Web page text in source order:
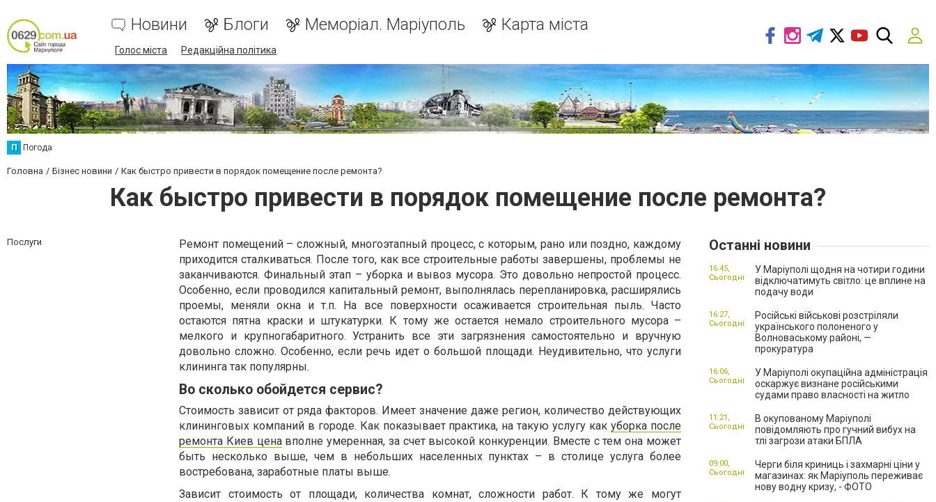
Новини Блоги Меморіал. Маріуполь Карта міста
Голос міста Редакційна політика
П Погода
Головна Бізнес новини Как быстро привести в порядок помещение после ремонта?
Как быстро привести в порядок помещение после ремонта?
Послуги
Ремонт помещений – сложный, многоэтапный процесс, с которым, рано или поздно, каждому
приходится сталкиваться. После того, как все строительные работы завершены, проблемы не
заканчиваются. Финальный этап – уборка и вывоз мусора. Это довольно непростой процесс.
Особенно, если проводился капитальный ремонт, выполнялась перепланировка, расширялись
проемы, меняли окна и т.п. На все поверхности осаживается строительная пыль. Часто
остаются пятна краски и штукатурки. К тому же остается немало строительного мусора –
мелкого и крупногабаритного. Устранить все эти загрязнения самостоятельно и вручную
довольно сложно. Особенно, если речь идет о большой площади. Неудивительно, что услуги
клининга так популярны.
Во сколько обойдется сервис?
Стоимость зависит от ряда факторов. Имеет значение даже регион, количество действующих
клининговых компаний в городе. Как показывает практика, на такую услугу какуборка после
ремонта Киев ценавполне умеренная, за счет высокой конкуренции. Вместе с тем она может
быть несколько выше, чем в небольших населенных пунктах – в столице услуга более
востребована, заработные платы выше.
Зависит стоимость от площади, количества комнат, сложности работ. К тому же могут
Останні новини
У Маріуполі щодня на чотири години
відключатимуть світло: це вплине на
подачу води
16:45,
Сьогодні
Російські військові розстріляли
українського полоненого у
Волноваському районі, —
прокуратура
16:27,
Сьогодні
У Маріуполі окупаційна адміністрація
оскаржує визнане російськими
судами право власності на житло
16:06,
Сьогодні
В окупованому Маріуполі
повідомляють про гучний вибух на
тлі загрози атаки БПЛА
11:21,
Сьогодні
Черги біля криниць і захмарні ціни у
магазинах: як Маріуполь переживає
нову водну кризу, - ФОТО
09:00,
Сьогодні